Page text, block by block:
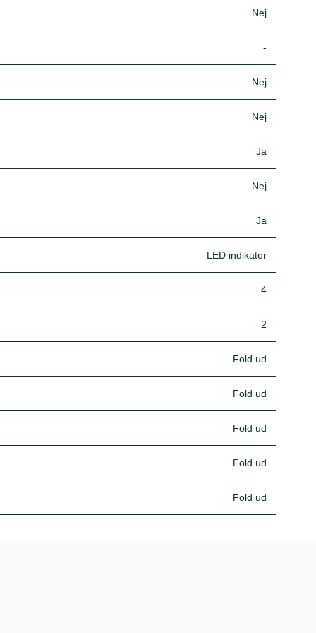
Nej
-
Nej
Nej
Ja
Nej
Ja
LED indikator
4
2
Fold ud
Fold ud
Fold ud
Fold ud
Fold ud